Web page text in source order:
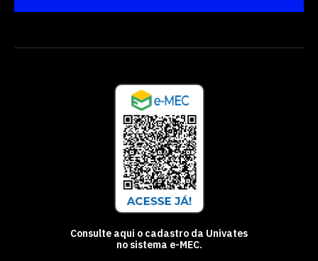
Consulte aqui o cadastro da Univates
no sistema e-MEC.